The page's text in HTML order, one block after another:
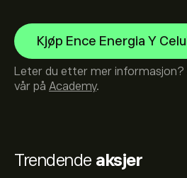
Trendende aksjer
Kjøp Ence Energia Y
Leter du etter mer informasjon?
vår på Academy.